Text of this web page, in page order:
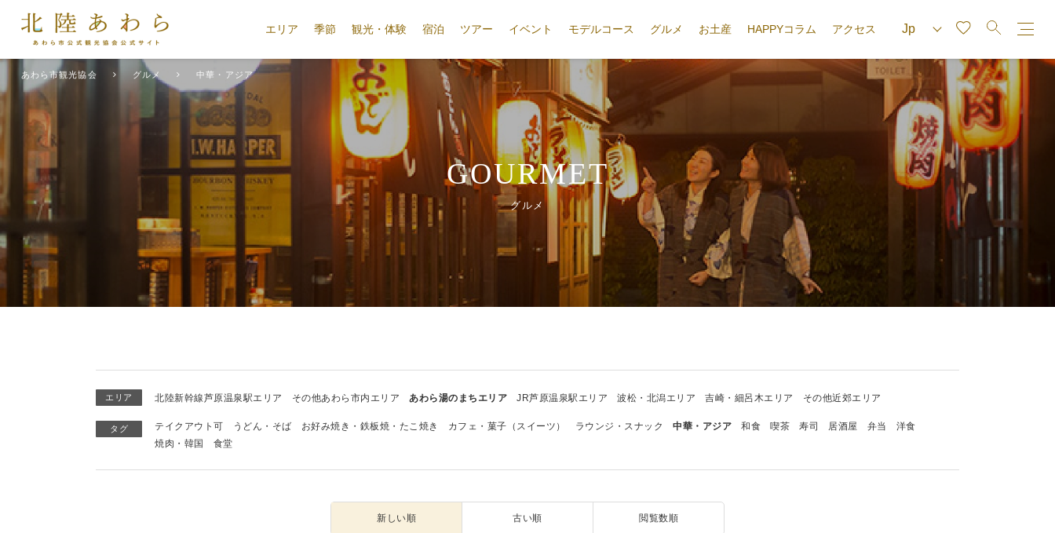
エリア 季節 観光・体験 宿泊 ツアー イベント モデルコース グルメ お土産 HAPPYコラム アクセス
あわら市観光協会 グルメ 中華・アジア
GOURMET
グルメ
エリア 北陸新幹線芦原温泉駅エリア その他あわら市内エリア あわら湯のまちエリア JR芦原温泉駅エリア 波松・北潟エリア 吉崎・細呂木エリア その他近郊エリア
タグ テイクアウト可 うどん・そば お好み焼き・鉄板焼・たこ焼き カフェ・菓子（スイーツ） ラウンジ・スナック 中華・アジア 和食 喫茶 寿司 居酒屋 弁当
洋食
焼肉・韓国
食堂
新しい順 古い順 閲覧数順